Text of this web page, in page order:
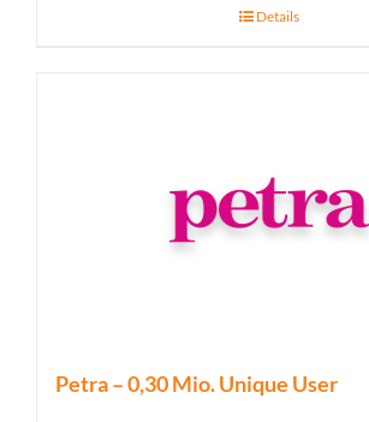
Details
Petra – 0,30 Mio. Unique User